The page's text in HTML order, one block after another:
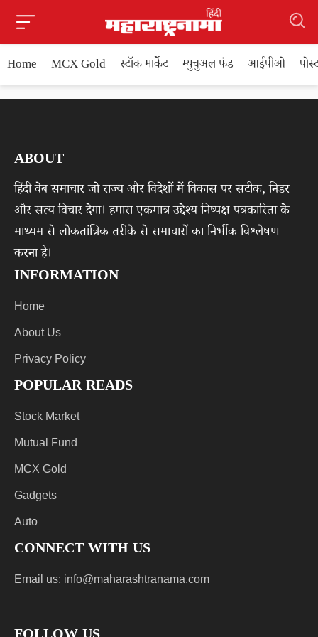
Home MCX Gold स्टॉक मार्केट म्युचुअल फंड आईपीओ
ABOUT
हिंदी वेब समाचार जो राज्य और विदेशों में विकास पर सटीक, निडर
और सत्य विचार देगा। हमारा एकमात्र उद्देश्य निष्पक्ष पत्रकारिता के
माध्यम से लोकतांत्रिक तरीके से समाचारों का निर्भीक विश्लेषण
करना है।
INFORMATION
Home
About Us
Privacy Policy
POPULAR READS
Stock Market
Mutual Fund
MCX Gold
Gadgets
Auto
CONNECT WITH US
Email us: info@maharashtranama.com